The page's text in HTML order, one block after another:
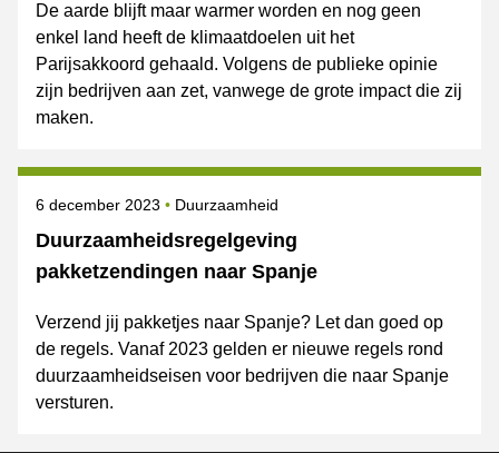
De aarde blijft maar warmer worden en nog geen
enkel land heeft de klimaatdoelen uit het
Parijsakkoord gehaald. Volgens de publieke opinie
zijn bedrijven aan zet, vanwege de grote impact die zij
maken.
Duurzaamheidsregelgeving
pakketzendingen naar Spanje
Gepubliceerd op
6 december 2023 Onderwerpen
Duurzaamheid
Verzend jij pakketjes naar Spanje? Let dan goed op
de regels. Vanaf 2023 gelden er nieuwe regels rond
duurzaamheidseisen voor bedrijven die naar Spanje
versturen.